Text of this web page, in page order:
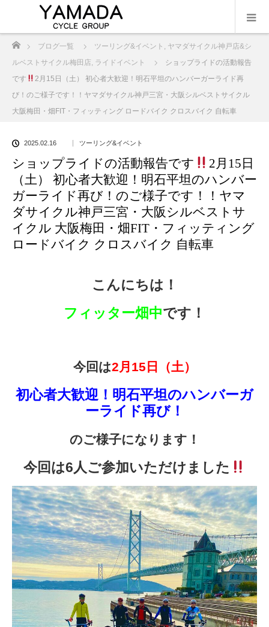
ブログ一覧 ツーリング&イベント , ヤマダサイクル神戸店&シ
ルベストサイクル梅田店, ライドイベント
ショップライドの活動報告
です
2月15日（土） 初心者大歓迎！明石平坦のハンバーガーライド再
び！のご様子です！！ヤマダサイクル神戸三宮・大阪シルベストサイクル
大阪梅田・畑FIT・フィッティング ロードバイク クロスバイク 自転車
2025.02.16 ツーリング&イベント
ショップライドの活動報告です
2月15日
（土） 初心者大歓迎！明石平坦のハンバー
ガーライド再び！のご様子です！！ヤマ
ダサイクル神戸三宮・大阪シルベストサ
イクル 大阪梅田・畑FIT・フィッティング
ロードバイク クロスバイク 自転車
こんにちは！
フィッター畑中です！
今回は2月15日（土）
初心者大歓迎！明石平坦のハンバーガ
ーライド再び！
のご様子になります！
今回は6人ご参加いただけました